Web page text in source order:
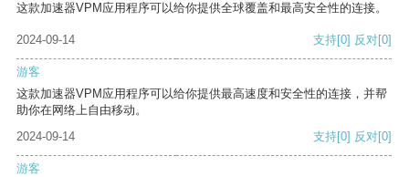
这款加速器VPM应用程序可以给你提供全球覆盖和最高安全性的连接。
2024-09-14 支持[0] 反对[0]
游客
这款加速器VPM应用程序可以给你提供最高速度和安全性的连接，并帮
助你在网络上自由移动。
2024-09-14
支持[0] 反对[0]
游客